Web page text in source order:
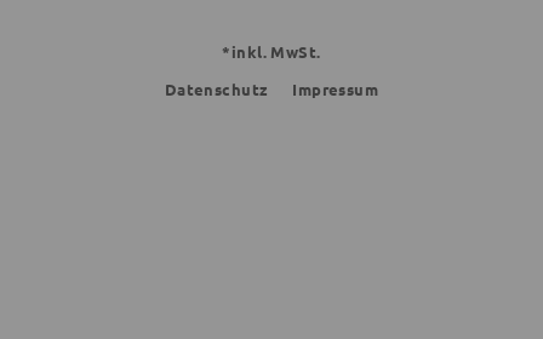
*inkl. MwSt.
Datenschutz
Impressum